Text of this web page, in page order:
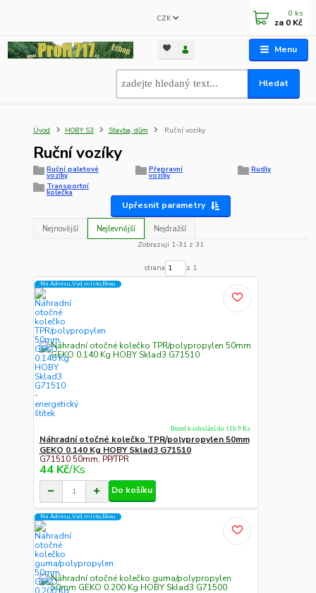
Menu
CZK
Hledat
0 ks
za 0 Kč
Úvod HOBY S3 Stavba, dům Ruční vozíky
Ruční vozíky
Ruční paletové
vozíky
Přepravní
vozíky
Rudly
Transportní
kolečka
Upřesnit parametry
Nejnovější Nejlevnější
Nejdražší
Zobrazuji 1-31 z 31
strana z 1
Na Adresu,Výd.místo,Boxu
Náhradní otočné kolečko TPR/polypropylen 50mm
GEKO 0.140 Kg HOBY Sklad3 G71510
G71510 50mm, PP/TPR
44 Kč/Ks
Ihned k odeslání do 11h 9 Ks
Do košíku
Na Adresu,Výd.místo,Boxu